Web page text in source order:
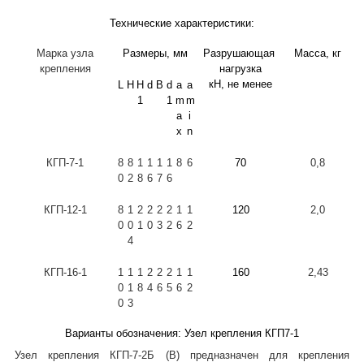
Технические характеристики:
Марка узла
крепления
Размеры, мм
Разрушающая
нагрузка
кН, не менее
Масса, кг
H H
1
d B d
1
a
m
a
x
a
m
i
n
КГП-7-1
8
0
8
2
1
8
1
6
1
7
1
6
8 6 70 0,8
КГП-12-1
8
0
1
0
4
2
1
2
0
2
3
2
2
1
6
1
2
120 2,0
КГП-16-1
1
0
0
1
1
3
1
8
2
4
2
6
2
5
1
6
1
2
160 2,43
Варианты обозначения: Узел крепления КГП7-1
Узел крепления КГП-7-2Б (В) предназначен для крепления